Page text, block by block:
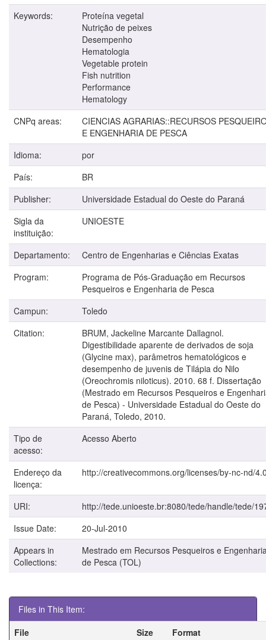
Keywords:
Proteína vegetal
Nutrição de peixes
Desempenho
Hematologia
Vegetable protein
Fish nutrition
Performance
Hematology
CNPq areas:
CIENCIAS AGRARIAS::RECURSOS
E ENGENHARIA DE PESCA
Idioma:
por
País:
BR
Publisher:
Universidade Estadual do Oeste do Paraná
Sigla da
instituição:
UNIOESTE
Departamento:
Centro de Engenharias e Ciências Exatas
Program:
Programa de Pós-Graduação em Recursos
Pesqueiros e Engenharia de Pesca
Campun:
Toledo
Citation:
BRUM, Jackeline Marcante Dallagnol.
Digestibilidade aparente de derivados de soja
(Glycine max), parâmetros hematológicos e
desempenho de juvenis de Tilápia do Nilo
(Oreochromis niloticus). 2010. 68 f. Dissertação
(Mestrado em Recursos Pesqueiros e
de Pesca) - Universidade Estadual do Oeste do
Paraná, Toledo, 2010.
Tipo de
acesso:
Acesso Aberto
Endereço da
licença:
http://creativecommons.org/licenses/by-nc-nd/
URI:
http://tede.unioeste.br:8080/tede/handle/tede/
Issue Date:
20-Jul-2010
Appears in
Collections:
Mestrado em Recursos Pesqueiros e
de Pesca (TOL)
Files in This Item:
File
Size
Format